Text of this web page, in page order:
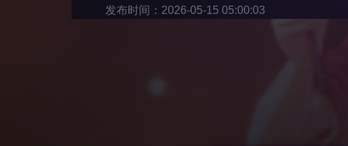
发布时间：2026-05-15 05:00:03